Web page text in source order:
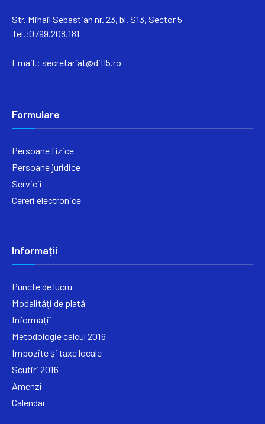
Str. Mihail Sebastian nr. 23, bl. S13, Sector 5
Tel.:0799.208.181
Email.: secretariat@ditl5.ro
Formulare
Persoane fizice
Persoane juridice
Servicii
Cereri electronice
Informații
Puncte de lucru
Modalități de plată
Informații
Metodologie calcul 2016
Impozite și taxe locale
Scutiri 2016
Amenzi
Calendar